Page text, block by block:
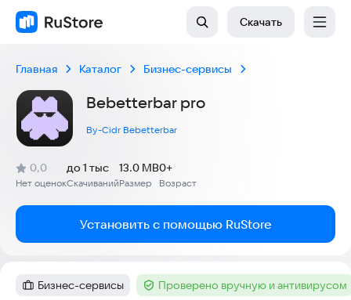
Скачать
Главная Каталог Бизнес-сервисы
Bebetterbar pro
By-Cidr Bebetterbar
Рейтинг:
0,0
(
Нет оценок
)
Скачиваний
до 1 тыс
Размер
13.0 MB
Возраст
0+
Установить с помощью RuStore
Категория :
Бизнес-сервисы Тег :Проверено вручную и антивирусом